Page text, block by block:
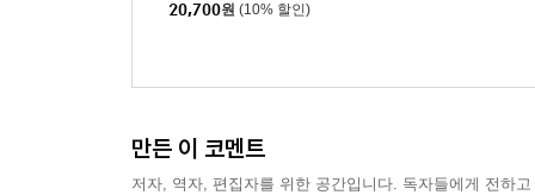
20,700원 (10% 할인)
만든 이 코멘트
저자, 역자, 편집자를 위한 공간입니다. 독자들에게 전하